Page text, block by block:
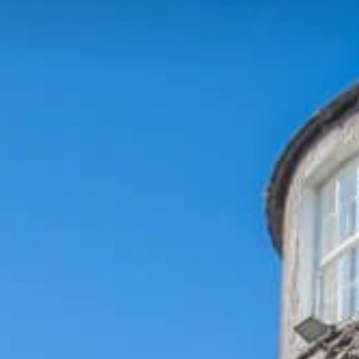
KILKENNY CIVIC TRUST
FEIERLICHKEITEN
HOCHZEITEN
SONDERANGEBOTE
GESCHENKGUTSCHEIN
HOUSE & GARDEN,